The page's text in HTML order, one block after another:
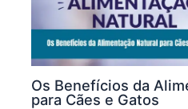
Os Benefícios da
para Cães e Gatos